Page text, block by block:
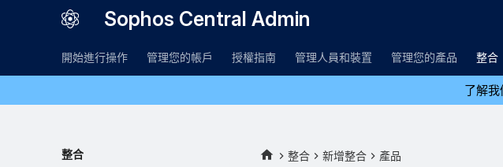
Sophos Central Admin
開始進行操作 管理您的帳戶 授權指南 管理人員和裝置 管理您的產品 整合
了解我
整合
整合 新增整合 產品